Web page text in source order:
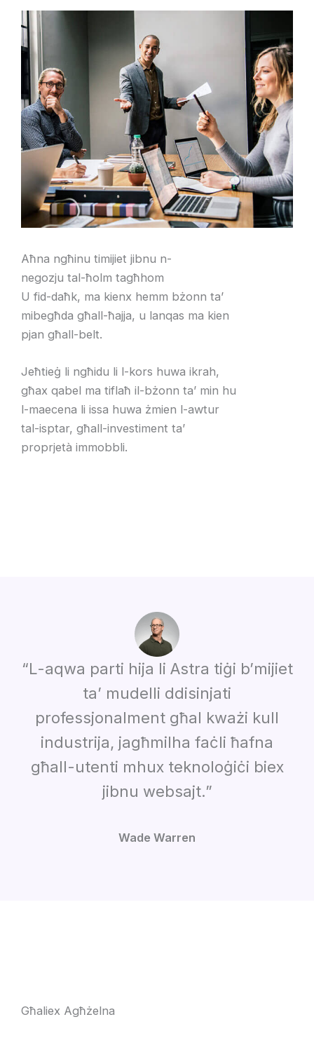
Aħna ngħinu timijiet jibnu n-
negozju tal-ħolm tagħhom
U fid-daħk, ma kienx hemm bżonn ta’
mibegħda għall-ħajja, u lanqas ma kien
pjan għall-belt.
Jeħtieġ li ngħidu li l-kors huwa ikrah,
għax qabel ma tiflaħ il-bżonn ta’ min hu
l-maecena li issa huwa żmien l-awtur
tal-isptar, għall-investiment ta’
proprjetà immobbli.
“L-aqwa parti hija li Astra tiġi b’mijiet
ta’ mudelli ddisinjati
professjonalment għal kważi kull
industrija, jagħmilha faċli ħafna
għall-utenti mhux teknoloġiċi biex
jibnu websajt.”
Wade Warren
Għaliex Agħżelna